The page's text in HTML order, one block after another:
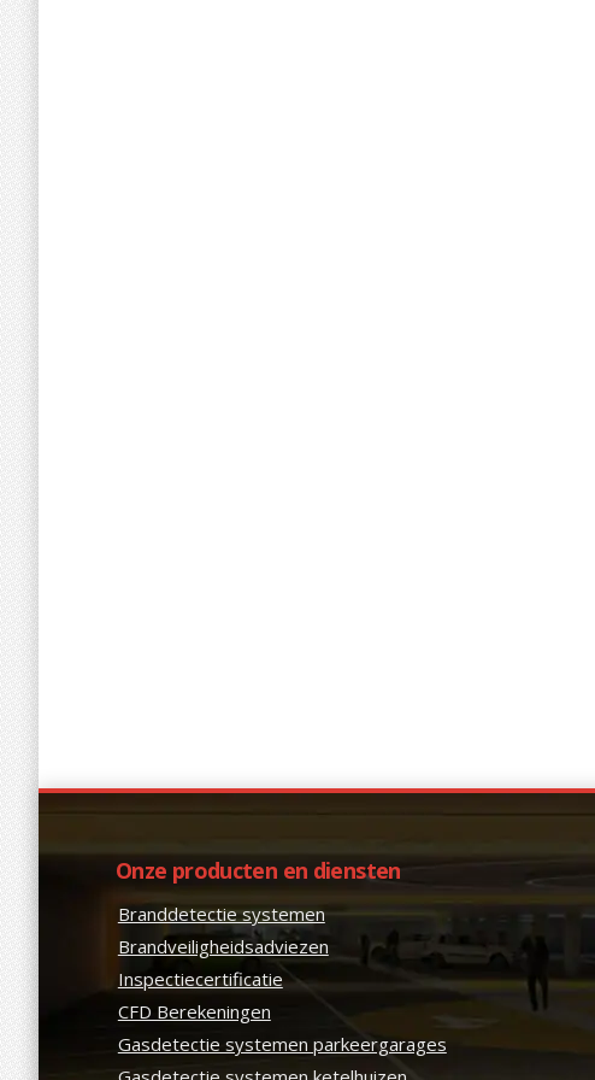
Onze producten en diensten
Branddetectie systemen
Brandveiligheidsadviezen
Inspectiecertificatie
CFD Berekeningen
Gasdetectie systemen parkeergarages